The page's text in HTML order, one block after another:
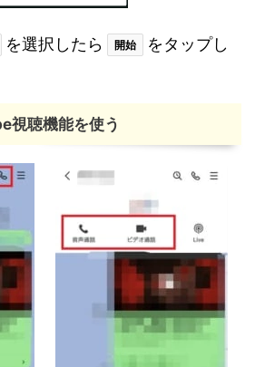
を選択したら 開始
をタップし
視聴機能を使う